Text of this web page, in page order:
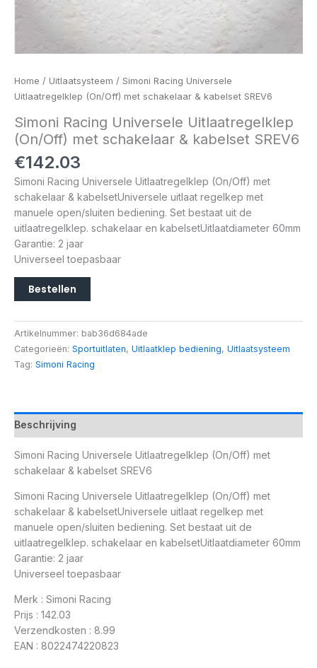
Home / Uitlaatsysteem / Simoni Racing Universele
Uitlaatregelklep (On/Off) met schakelaar & kabelset SREV6
Simoni Racing Universele Uitlaatregelklep
(On/Off) met schakelaar & kabelset SREV6
€142.03
Simoni Racing Universele Uitlaatregelklep (On/Off) met
schakelaar & kabelsetUniversele uitlaat regelkep met
manuele open/sluiten bediening. Set bestaat uit de
uitlaatregelklep. schakelaar en kabelsetUitlaatdiameter 60mm
Garantie: 2 jaar
Universeel toepasbaar
Bestellen
Artikelnummer: bab36d684ade
Categorieën: Sportuitlaten, Uitlaatklep bediening, Uitlaatsysteem
Tag: Simoni Racing
Beschrijving
Simoni Racing Universele Uitlaatregelklep (On/Off) met
schakelaar & kabelset SREV6
Simoni Racing Universele Uitlaatregelklep (On/Off) met
schakelaar & kabelsetUniversele uitlaat regelkep met
manuele open/sluiten bediening. Set bestaat uit de
uitlaatregelklep. schakelaar en kabelsetUitlaatdiameter 60mm
Garantie: 2 jaar
Universeel toepasbaar
Merk : Simoni Racing
Prijs : 142.03
Verzendkosten : 8.99
EAN : 8022474220823